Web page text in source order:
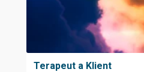
Terapeut a Klient